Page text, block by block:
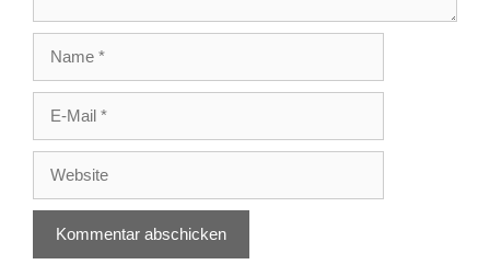
Mail